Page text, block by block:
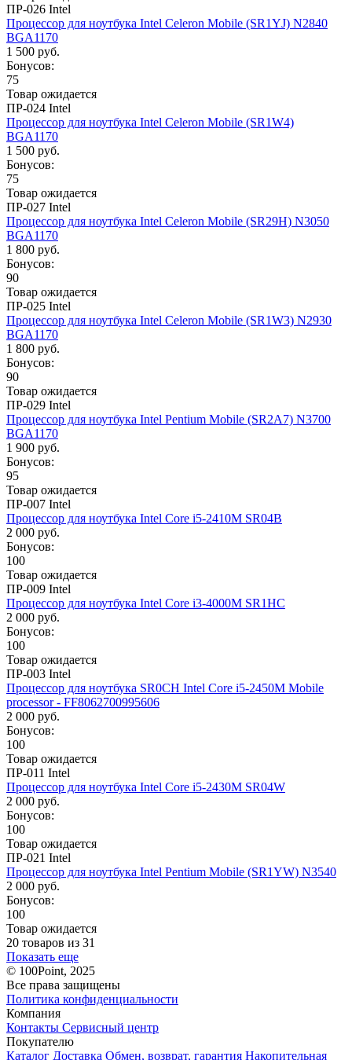
ПР-026 Intel
Процессор для ноутбука Intel Celeron Mobile (SR1YJ) N2840
BGA1170
1 500 руб.
Бонусов:
75
Товар ожидается
ПР-024 Intel
Процессор для ноутбука Intel Celeron Mobile (SR1W4)
BGA1170
1 500 руб.
Бонусов:
75
Товар ожидается
ПР-027 Intel
Процессор для ноутбука Intel Celeron Mobile (SR29H) N3050
BGA1170
1 800 руб.
Бонусов:
90
Товар ожидается
ПР-025 Intel
Процессор для ноутбука Intel Celeron Mobile (SR1W3) N2930
BGA1170
1 800 руб.
Бонусов:
90
Товар ожидается
ПР-029 Intel
Процессор для ноутбука Intel Pentium Mobile (SR2A7) N3700
BGA1170
1 900 руб.
Бонусов:
95
Товар ожидается
ПР-007 Intel
Процессор для ноутбука Intel Core i5-2410M SR04B
2 000 руб.
Бонусов:
100
Товар ожидается
ПР-009 Intel
Процессор для ноутбука Intel Core i3-4000M SR1HC
2 000 руб.
Бонусов:
100
Товар ожидается
ПР-003 Intel
Процессор для ноутбука SR0CH Intel Core i5-2450M Mobile
processor - FF8062700995606
2 000 руб.
Бонусов:
100
Товар ожидается
ПР-011 Intel
Процессор для ноутбука Intel Core i5-2430M SR04W
2 000 руб.
Бонусов:
100
Товар ожидается
ПР-021 Intel
Процессор для ноутбука Intel Pentium Mobile (SR1YW) N3540
2 000 руб.
Бонусов:
100
Товар ожидается
20 товаров из 31
Показать еще
© 100Point, 2025
Все права защищены
Политика конфиденциальности
Компания
Контакты Сервисный центр
Покупателю
Каталог Доставка Обмен, возврат, гарантия Накопительная